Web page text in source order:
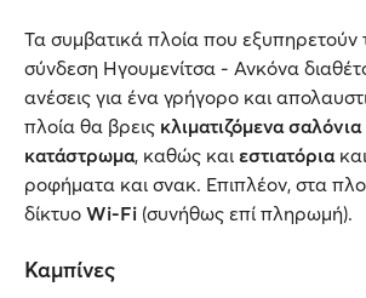
Τα συμβατικά πλοία που εξυπηρετούν
σύνδεση Ηγουμενίτσα - Ανκόνα
ανέσεις για ένα γρήγορο και
πλοία θα βρεις κλιματιζόμενα σαλόνια
κατάστρωμα, καθώς και εστιατόριακαι
ροφήματα και σνακ. Επιπλέον, στα
δίκτυο Wi-Fi (συνήθως επί πληρωμή).
Καμπίνες